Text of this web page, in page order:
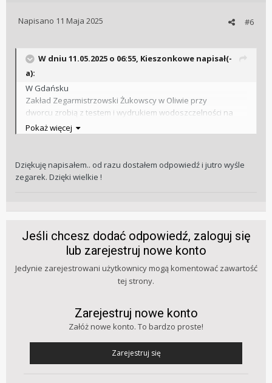
#6
Napisano 11 Maja 2025
W dniu 11.05.2025 o 06:55, Kieszonkowe napisał(-
a):
W Gdańsku
Zakład Zegarmistrzowski Żukowscy w Oliwie przy
dworcu zrobią z testem i wydrukiem wodoszczelności na
Witschi
Możesz się na mnie powołac
Pokaż więcej
Dziękuję napisałem.. od razu dostałem odpowiedź i jutro wyśle
zegarek. Dzięki wielkie !
Jeśli chcesz dodać odpowiedź, zaloguj się
lub zarejestruj nowe konto
Jedynie zarejestrowani użytkownicy mogą komentować zawartość
tej strony.
Zarejestruj nowe konto
Załóż nowe konto. To bardzo proste!
Zarejestruj się